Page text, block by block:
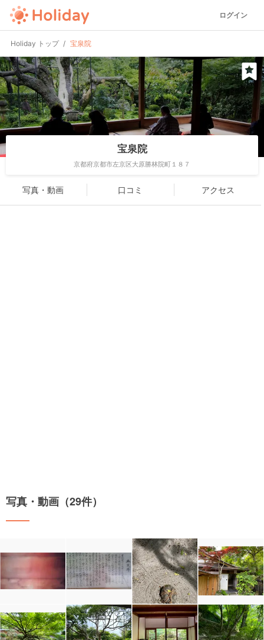
ログイン
Holiday トップ 宝泉院
宝泉院
京都府京都市左京区大原勝林院町１８７
写真・動画 口コミ アクセス
写真・動画（29件）